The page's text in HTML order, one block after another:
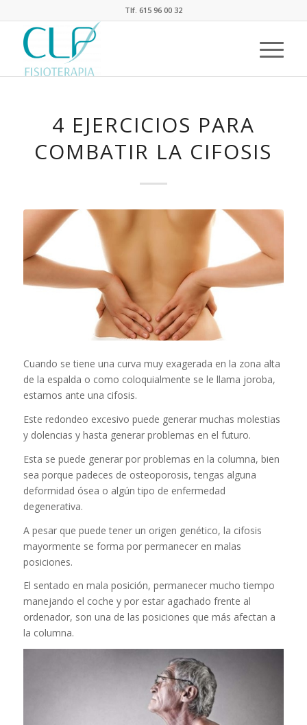
Tlf. 615 96 00 32
4 EJERCICIOS PARA
COMBATIR LA CIFOSIS
Cuando se tiene una curva muy exagerada en la zona alta
de la espalda o como coloquialmente se le llama joroba,
estamos ante una cifosis.
Este redondeo excesivo puede generar muchas molestias
y dolencias y hasta generar problemas en el futuro.
Esta se puede generar por problemas en la columna, bien
sea porque padeces de osteoporosis, tengas alguna
deformidad ósea o algún tipo de enfermedad
degenerativa.
A pesar que puede tener un origen genético, la cifosis
mayormente se forma por permanecer en malas
posiciones.
El sentado en mala posición, permanecer mucho tiempo
manejando el coche y por estar agachado frente al
ordenador, son una de las posiciones que más afectan a
la columna.